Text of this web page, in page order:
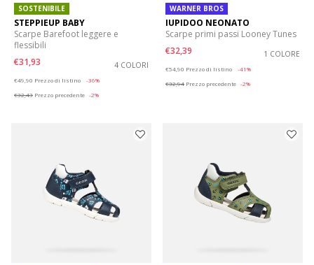
SOSTENIBILE
STEPPIEUP BABY
Scarpe Barefoot leggere e
flessibili
€31,93
4 COLORI
€49,90 Prezzo di listino
-36%
€32,43 Prezzo precedente -2%
WARNER BROS
IUPIDOO NEONATO
Scarpe primi passi Looney Tunes
€32,39
1 COLORE
€54,90 Prezzo di listino
-41%
€32,94 Prezzo precedente -2%